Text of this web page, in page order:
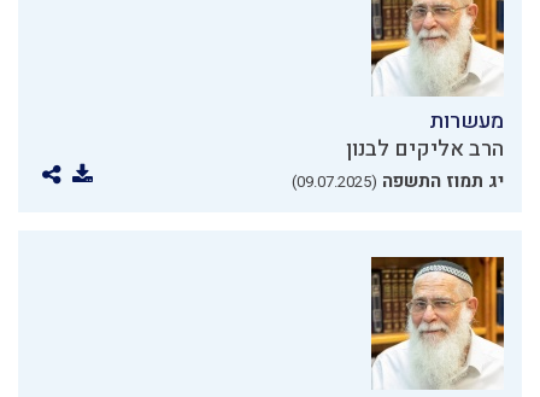
מעשרות
הרב אליקים לבנון
יג תמוז התשפה (09.07.2025)